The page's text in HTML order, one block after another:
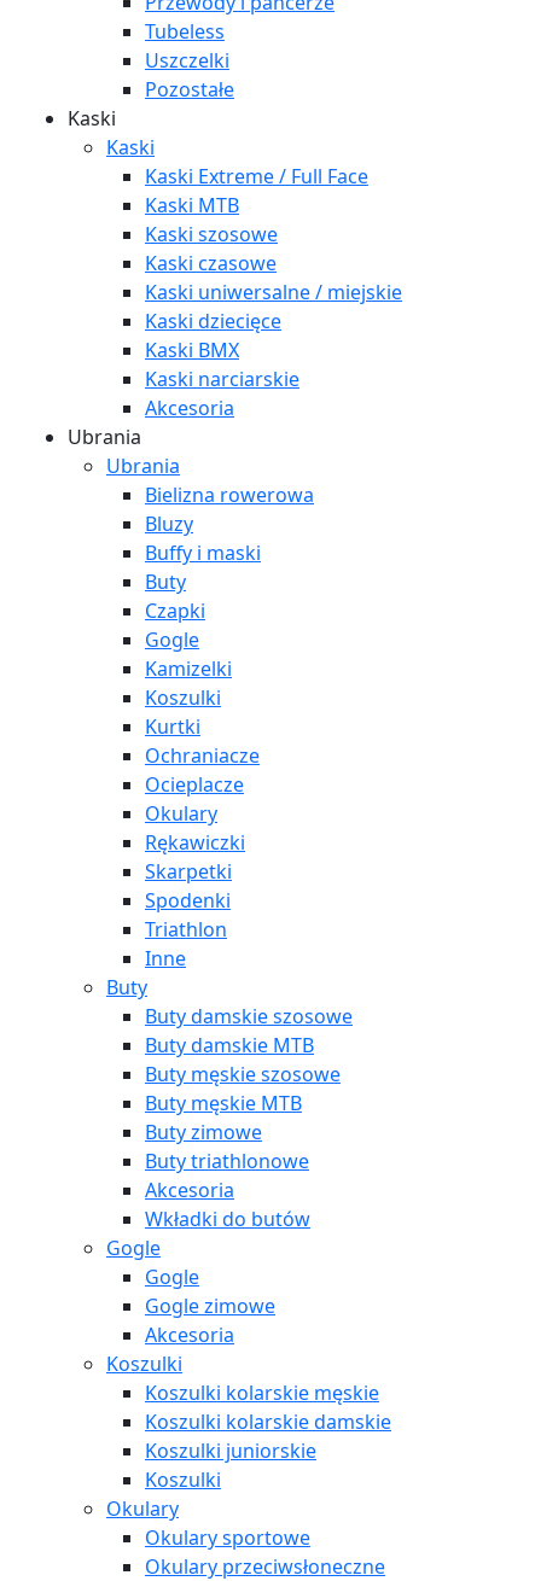
Tubeless
Uszczelki
Pozostałe
Kaski
Kaski
Kaski Extreme / Full Face
Kaski MTB
Kaski szosowe
Kaski czasowe
Kaski uniwersalne / miejskie
Kaski dziecięce
Kaski BMX
Kaski narciarskie
Akcesoria
Ubrania
Ubrania
Bielizna rowerowa
Bluzy
Buffy i maski
Buty
Czapki
Gogle
Kamizelki
Koszulki
Kurtki
Ochraniacze
Ocieplacze
Okulary
Rękawiczki
Skarpetki
Spodenki
Triathlon
Inne
Buty
Buty damskie szosowe
Buty damskie MTB
Buty męskie szosowe
Buty męskie MTB
Buty zimowe
Buty triathlonowe
Akcesoria
Wkładki do butów
Gogle
Gogle
Gogle zimowe
Akcesoria
Koszulki
Koszulki kolarskie męskie
Koszulki kolarskie damskie
Koszulki juniorskie
Koszulki
Okulary
Okulary sportowe
Okulary przeciwsłoneczne